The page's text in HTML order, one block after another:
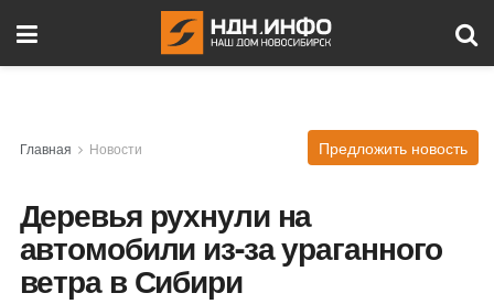
Главная Новости Предложить новость
Деревья рухнули на
автомобили из-за ураганного
ветра в Сибири